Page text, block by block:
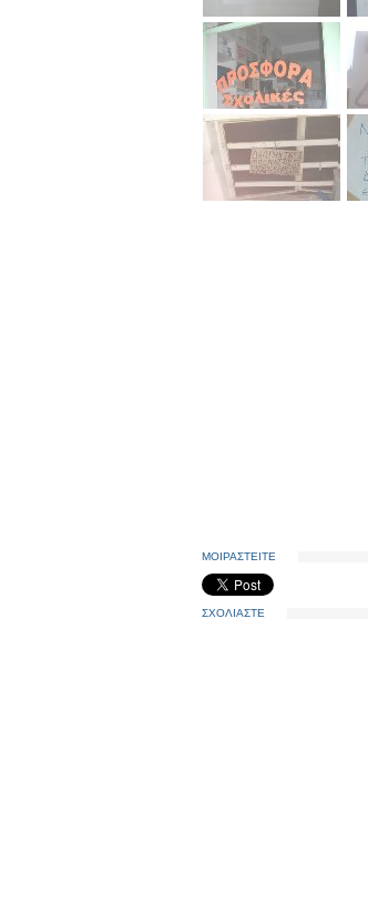
ΜΟΙΡΑΣΤΕΙΤΕ
ΣΧΟΛΙΑΣΤΕ